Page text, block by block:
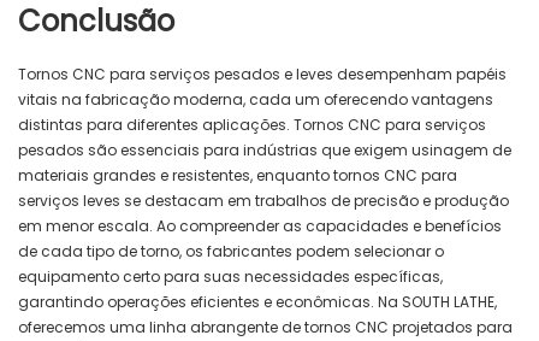
Conclusão
Tornos CNC para serviços pesados ​​e leves desempenham papéis
vitais na fabricação moderna, cada um oferecendo vantagens
distintas para diferentes aplicações. Tornos CNC para serviços
pesados ​​são essenciais para indústrias que exigem usinagem de
materiais grandes e resistentes, enquanto tornos CNC para
serviços leves se destacam em trabalhos de precisão e produção
em menor escala. Ao compreender as capacidades e benefícios
de cada tipo de torno, os fabricantes podem selecionar o
equipamento certo para suas necessidades específicas,
garantindo operações eficientes e econômicas. Na SOUTH LATHE,
oferecemos uma linha abrangente de tornos CNC projetados para